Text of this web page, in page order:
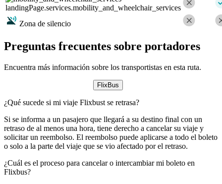
landingPage.services.mobility_and_wheelchair_services
Zona de silencio
Preguntas frecuentes sobre portadores
Encuentra más información sobre los transportistas en esta ruta.
FlixBus
¿Qué sucede si mi viaje Flixbust se retrasa?
Si se informa a un pasajero que llegará a su destino final con un
retraso de al menos una hora, tiene derecho a cancelar su viaje y
solicitar un reembolso. El reembolso puede aplicarse a todo el boleto
o solo a la parte del viaje que se vio afectado por el retraso.
¿Cuál es el proceso para cancelar o intercambiar mi boleto en
Flixbus?